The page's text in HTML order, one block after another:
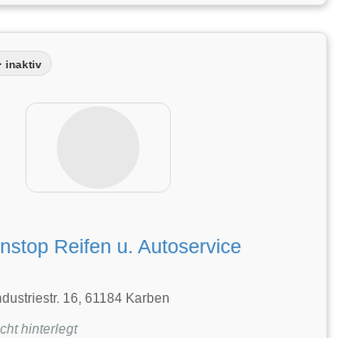
inaktiv
Reifen u. Autoservice
16, 61184 Karben
hinterlegt